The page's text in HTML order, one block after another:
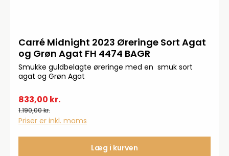
Carré Midnight 2023 Øreringe Sort Agat
og Grøn Agat FH 4474 BAGR
Smukke guldbelagte øreringe med en smuk sort
agat og Grøn Agat
833,00 kr.
1.190,00 kr.
Priser er inkl. moms
Læg i kurven